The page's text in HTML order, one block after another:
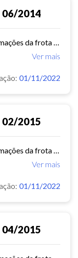
06/2014
Ver mais
01/11/2022
02/2015
Ver mais
01/11/2022
04/2015